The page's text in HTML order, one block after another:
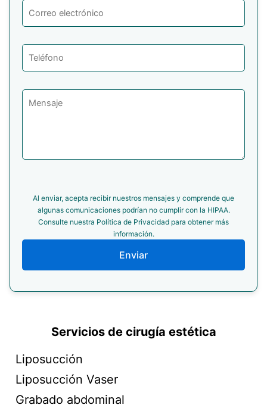
Al enviar, acepta recibir nuestros mensajes y comprende que
algunas comunicaciones podrían no cumplir con la HIPAA.
Consulte nuestra Política de Privacidad para obtener más
información.
Enviar
Servicios de cirugía estética
Liposucción
Liposucción Vaser
Grabado abdominal